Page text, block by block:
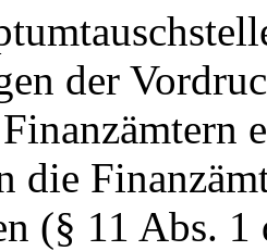
der
die
(§ 11 Abs. 1